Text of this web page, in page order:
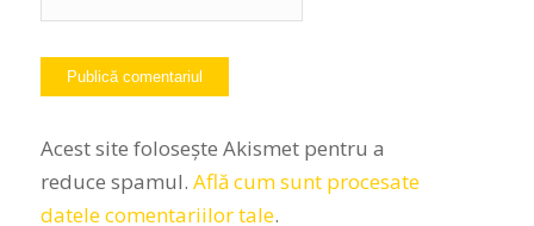
Acest site folosește Akismet pentru a
reduce spamul. Află cum sunt procesate
datele comentariilor tale.